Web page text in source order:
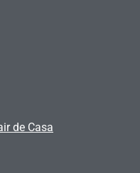
de Casa